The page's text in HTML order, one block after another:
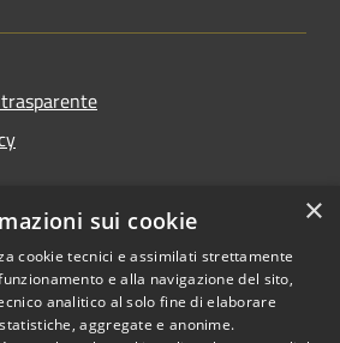
Copyright © 2026 • Comune di
×
sui cookie
cookie tecnici e assimilati strettamente
e alla navigazione del sito,
analitico al solo fine di elaborare
aggregate e anonime.